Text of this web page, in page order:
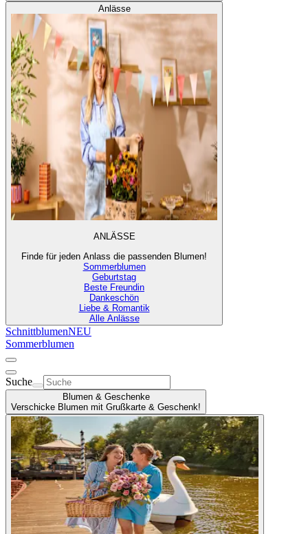
Anlässe
ANLÄSSE
Finde für jeden Anlass die passenden Blumen!
Sommerblumen
Geburtstag
Beste Freundin
Dankeschön
Liebe & Romantik
Alle Anlässe
SchnittblumenNEU
Sommerblumen
Suche
Blumen & Geschenke
Verschicke Blumen mit Grußkarte & Geschenk!